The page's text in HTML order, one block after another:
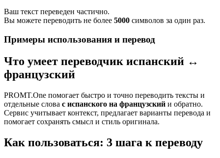
Ваш текст переведен частично.
Вы можете переводить не более 5000 символов за один раз.
Примеры использования и перевод
Что умеет переводчик испанский ↔
французский
PROMT.One помогает быстро и точно переводить тексты и
отдельные слова с испанского на французский и обратно.
Сервис учитывает контекст, предлагает варианты перевода и
помогает сохранять смысл и стиль оригинала.
Как пользоваться: 3 шага к переводу